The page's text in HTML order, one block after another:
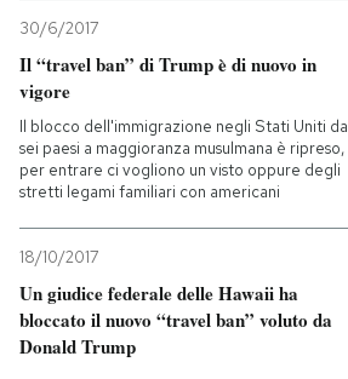
30/6/2017
Il “travel ban” di Trump è di nuovo in
vigore
Il blocco dell'immigrazione negli Stati Uniti da
sei paesi a maggioranza musulmana è ripreso,
per entrare ci vogliono un visto oppure degli
stretti legami familiari con americani
18/10/2017
Un giudice federale delle Hawaii ha
bloccato il nuovo “travel ban” voluto da
Donald Trump